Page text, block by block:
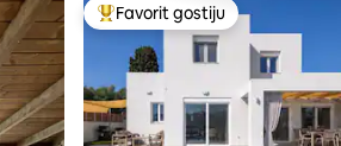
Glavni favorit gostiju
Favorit gostiju